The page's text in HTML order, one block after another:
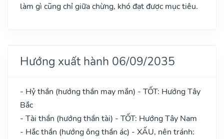
làm gì cũng chỉ giữa chừng, khó đạt được mục tiêu.
Hướng xuất hành 06/09/2035
- Hỷ thần (hướng thần may mắn) - TỐT: Hướng Tây
Bắc
- Tài thần (hướng thần tài) - TỐT: Hướng Tây Nam
- Hắc thần (hướng ông thần ác) - XẤU, nên tránh: